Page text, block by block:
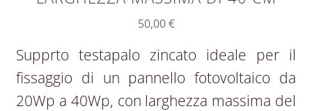
50,00€
Supprto testapalo zincato ideale per il
fissaggio di un pannello fotovoltaico da
20Wp a 40Wp, con larghezza massima del